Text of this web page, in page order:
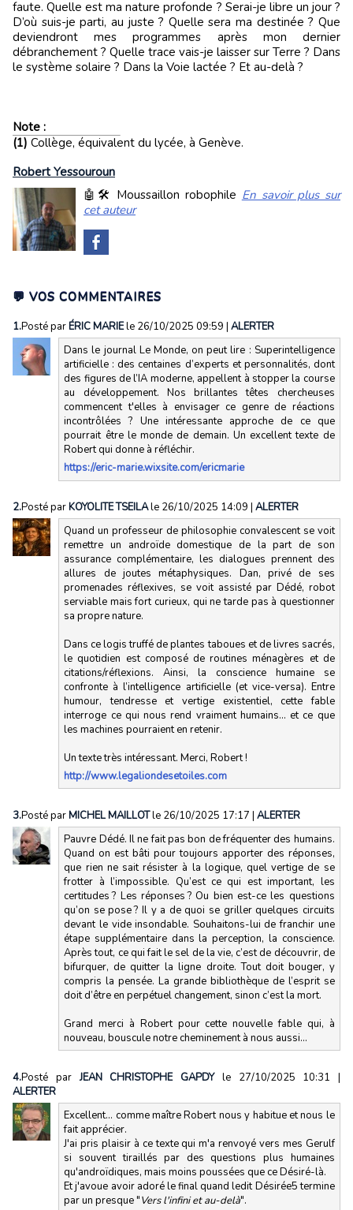
faute. Quelle est ma nature profonde ? Serai-je libre un jour ?
D’où suis-je parti, au juste ? Quelle sera ma destinée ? Que
deviendront mes programmes après mon dernier
débranchement ? Quelle trace vais-je laisser sur Terre ? Dans
le système solaire ? Dans la Voie lactée ? Et au-delà ?
Note :
(1) Collège, équivalent du lycée, à Genève.
Robert Yessouroun
🤖🛠️ Moussaillon robophile En savoir plus sur
cet auteur
💬 VOS COMMENTAIRES
1.Posté parÉRIC MARIEle 26/10/2025 09:59 | ALERTER
Dans le journal Le Monde, on peut lire : Superintelligence
artificielle : des centaines d’experts et personnalités, dont
des figures de l’IA moderne, appellent à stopper la course
au développement. Nos brillantes têtes chercheuses
commencent t'elles à envisager ce genre de réactions
incontrôlées ? Une intéressante approche de ce que
pourrait être le monde de demain. Un excellent texte de
Robert qui donne à réfléchir.
https://eric-marie.wixsite.com/ericmarie
2.Posté parKOYOLITE TSEILAle 26/10/2025 14:09 | ALERTER
Quand un professeur de philosophie convalescent se voit
remettre un androïde domestique de la part de son
assurance complémentaire, les dialogues prennent des
allures de joutes métaphysiques. Dan, privé de ses
promenades réflexives, se voit assisté par Dédé, robot
serviable mais fort curieux, qui ne tarde pas à questionner
sa propre nature.
Dans ce logis truffé de plantes taboues et de livres sacrés,
le quotidien est composé de routines ménagères et de
citations/réflexions. Ainsi, la conscience humaine se
confronte à l’intelligence artificielle (et vice-versa). Entre
humour, tendresse et vertige existentiel, cette fable
interroge ce qui nous rend vraiment humains… et ce que
les machines pourraient en retenir.
Un texte très intéressant. Merci, Robert !
http://www.legaliondesetoiles.com
3.Posté parMICHEL MAILLOTle 26/10/2025 17:17 | ALERTER
Pauvre Dédé. Il ne fait pas bon de fréquenter des humains.
Quand on est bâti pour toujours apporter des réponses,
que rien ne sait résister à la logique, quel vertige de se
frotter à l’impossible. Qu’est ce qui est important, les
certitudes ? Les réponses ? Ou bien est-ce les questions
qu’on se pose ? Il y a de quoi se griller quelques circuits
devant le vide insondable. Souhaitons-lui de franchir une
étape supplémentaire dans la perception, la conscience.
Après tout, ce qui fait le sel de la vie, c’est de découvrir, de
bifurquer, de quitter la ligne droite. Tout doit bouger, y
compris la pensée. La grande bibliothèque de l’esprit se
doit d’être en perpétuel changement, sinon c’est la mort.
Grand merci à Robert pour cette nouvelle fable qui, à
nouveau, bouscule notre cheminement à nous aussi…
4.Posté parJEAN CHRISTOPHE GAPDY le 27/10/2025 10:31 |
ALERTER
Excellent... comme maître Robert nous y habitue et nous le
fait apprécier.
J'ai pris plaisir à ce texte qui m'a renvoyé vers mes Gerulf
si souvent tiraillés par des questions plus humaines
qu'androïdiques, mais moins poussées que ce Désiré-là.
Et j'avoue avoir adoré le final quand ledit Désirée5 termine
par un presque "Vers l'infini et au-delà".